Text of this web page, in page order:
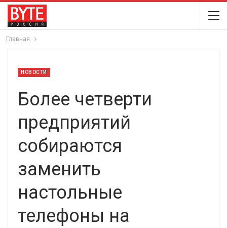
Главная
НОВОСТИ
Более четверти
предприятий
собираются
заменить
настольные
телефоны на